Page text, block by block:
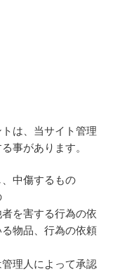
は、当サイト管理
事があります。
中傷するもの
を害する行為の依
物品、行為の依頼
理人によって承認